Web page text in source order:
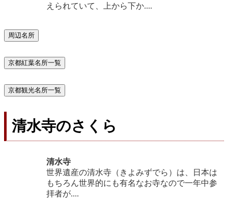
えられていて、上から下か....
周辺名所
京都紅葉名所一覧
京都観光名所一覧
清水寺のさくら
清水寺
世界遺産の清水寺（きよみずでら）は、日本は
もちろん世界的にも有名なお寺なので一年中参
拝者が....